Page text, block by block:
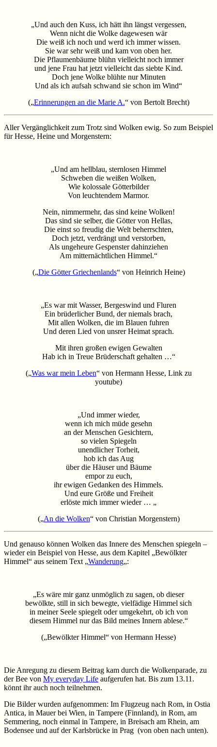
„Und auch den Kuss, ich hätt ihn längst vergessen,
Wenn nicht die Wolke dagewesen wär
Die weiß ich noch und werd ich immer wissen.
Sie war sehr weiß und kam von oben her.
Die Pflaumenbäume blühn vielleicht noch immer
und jene Frau hat jetzt vielleicht das siebte Kind.
Doch jene Wolke blühte nur Minuten
Und als ich aufsah schwand sie schon im Wind“
(„Erinnerungen an die Marie A.“ von Bertolt Brecht)
Aller Vergänglichkeit zum Trotz sind Wolken ewig. So zum Beispiel
für Hesse, Heine und Morgenstern:
„Und am hellblau, sternlosen Himmel
Schweben die weißen Wolken,
Wie kolossale Götterbilder
Von leuchtendem Marmor.
Nein, nimmermehr, das sind keine Wolken!
Das sind sie selber, die Götter von Hellas,
Die einst so freudig die Welt beherrschten,
Doch jetzt, verdrängt und verstorben,
Als ungeheure Gespenster dahinziehen
Am mitternächtlichen Himmel.“
(„Die Götter Griechenlands“ von Heinrich Heine)
„Es war mit Wasser, Bergeswind und Fluren
Ein brüderlicher Bund, der niemals brach,
Mit allen Wolken, die im Blauen fuhren
Und deren Lied von unsrer Heimat sprach.
Mit ihren großen ewigen Gewalten
Hab ich in Treue Brüderschaft gehalten …“
(„Was war mein Leben“ von Hermann Hesse, Link zu
youtube)
„Und immer wieder,
wenn ich mich müde gesehn
an der Menschen Gesichtern,
so vielen Spiegeln
unendlicher Torheit,
hob ich das Aug
über die Häuser und Bäume
empor zu euch,
ihr ewigen Gedanken des Himmels.
Und eure Größe und Freiheit
erlöste mich immer wieder … „
(„An die Wolken“ von Christian Morgenstern)
Und genauso können Wolken das Innere des Menschen spiegeln –
wieder ein Beispiel von Hesse, aus dem Kapitel „Bewölkter
Himmel“ aus seinem Text „Wanderung„:
„Es wäre mir ganz unmöglich zu sagen, ob dieser
bewölkte, still in sich bewegte, vielfädige Himmel sich
in meiner Seele spiegelt oder umgekehrt, ob ich von
diesem Himmel nur das Bild meines Innern ablese.“
(„Bewölkter Himmel“ von Hermann Hesse)
Die Anregung zu diesem Beitrag kam durch die Wolkenparade, zu
der Bee von My everyday Life aufgerufen hat. Bis zum 13.11.
könnt ihr auch noch teilnehmen.
Die Bilder wurden aufgenommen: Im Flugzeug nach Rom, in Ostia
Antica, in Mauer bei Wien, in Tampere (Finnland), in Rom, am
Semmering, noch einmal in Tampere, in Breisach am Rhein, am
Bodensee und auf der Karlsbrücke in Prag (von oben nach unten).